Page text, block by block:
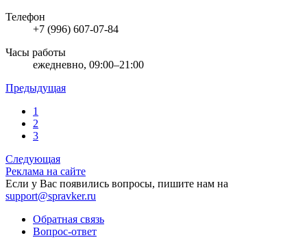
Телефон
+7 (996) 607-07-84
Часы работы
ежедневно, 09:00–21:00
Предыдущая
1
2
3
Следующая
Реклама на сайте
Если у Вас появились вопросы, пишите нам на
support@spravker.ru
Обратная связь
Вопрос-ответ